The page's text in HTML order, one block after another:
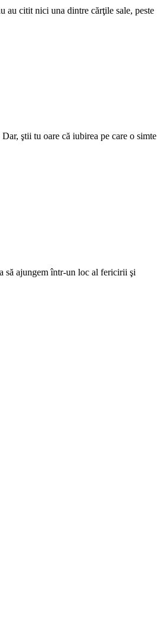
au citit nici una dintre cărţile sale, peste
ştii tu oare că iubirea pe care o simte
să ajungem într-un loc al fericirii şi